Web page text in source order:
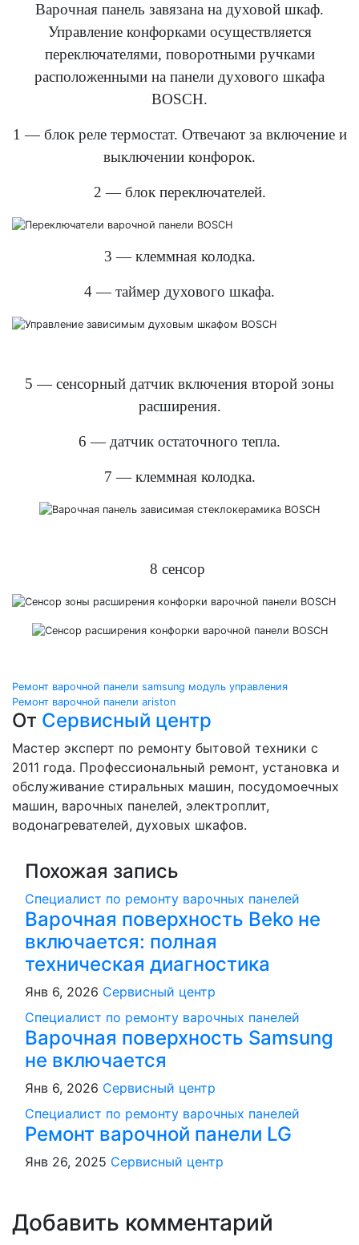
Варочная панель завязана на духовой шкаф.
Управление конфорками осуществляется
переключателями, поворотными ручками
расположенными на панели духового шкафа
BOSCH.
1 — блок реле термостат. Отвечают за включение и
выключении конфорок.
2 — блок переключателей.
3 — клеммная колодка.
4 — таймер духового шкафа.
5 — сенсорный датчик включения второй зоны
расширения.
6 — датчик остаточного тепла.
7 — клеммная колодка.
8 сенсор
Навигация
по
записям
Ремонт варочной панели samsung модуль управления
Ремонт варочной панели ariston
От Сервисный центр
Мастер эксперт по ремонту бытовой техники с
2011 года. Профессиональный ремонт, установка и
обслуживание стиральных машин, посудомоечных
машин, варочных панелей, электроплит,
водонагревателей, духовых шкафов.
Похожая запись
Специалист по ремонту варочных панелей
Варочная поверхность Beko не
включается: полная
техническая диагностика
Янв 6, 2026 Сервисный центр
Специалист по ремонту варочных панелей
Варочная поверхность Samsung
не включается
Янв 6, 2026 Сервисный центр
Специалист по ремонту варочных панелей
Ремонт варочной панели LG
Янв 26, 2025 Сервисный центр
Добавить комментарий